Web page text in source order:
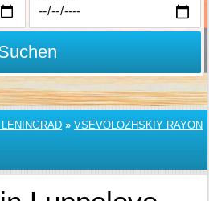
» VSEVOLOZHSKIY RAYON